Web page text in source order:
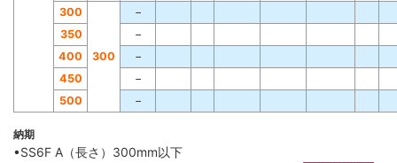
300
300
−
350
−
400
−
450
−
500
−
納期
•SS6F A（長さ）300mm以下